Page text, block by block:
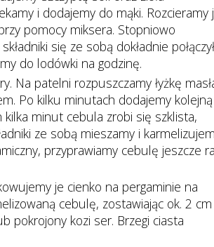
i dodajemy do mąki. Rozcieramy
pomocy miksera. Stopniowo
się ze sobą dokładnie
do lodówki na godzinę.
Na patelni rozpuszczamy łyżkę
Po kilku minutach dodajemy kolejną
kilka minut cebula zrobi się szklista,
ze sobą mieszamy i
przyprawiamy cebulę jeszcze
je cienko na pergaminie na
cebulę, zostawiając ok. 2 cm
pokrojony kozi ser. Brzegi ciasta